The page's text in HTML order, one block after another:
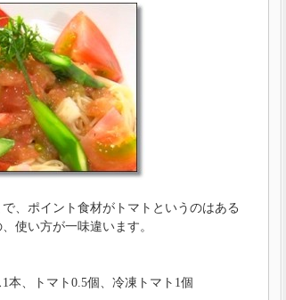
、ポイント食材がトマトというのはある
使い方が一味違います。
本、トマト0.5個、冷凍トマト1個